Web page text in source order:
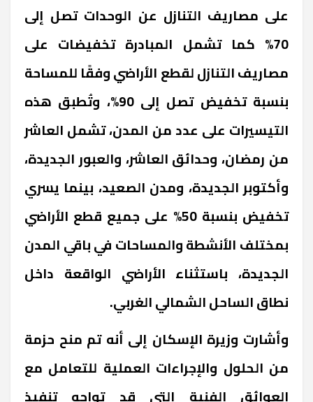
على مصاريف التنازل عن الوحدات تصل إلى
70% كما تشمل المبادرة تخفيضات على
مصاريف التنازل لقطع الأراضي وفقًا للمساحة
بنسبة تخفيض تصل إلى 90%، وتُطبق هذه
التيسيرات على عدد من المدن، تشمل العاشر
من رمضان، وحدائق العاشر، والعبور الجديدة،
وأكتوبر الجديدة، ومدن الصعيد، بينما يسري
تخفيض بنسبة 50% على جميع قطع الأراضي
بمختلف الأنشطة والمساحات في باقي المدن
الجديدة، باستثناء الأراضي الواقعة داخل
نطاق الساحل الشمالي الغربي.
وأشارت وزيرة الإسكان إلى أنه تم منح حزمة
من الحلول والإجراءات العملية للتعامل مع
العوائق الفنية التي قد تواجه تنفيذ